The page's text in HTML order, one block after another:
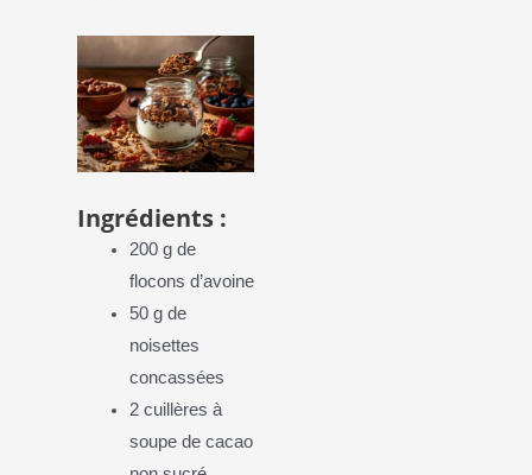
Ingrédients :
200 g de
flocons d’avoine
50 g de
noisettes
concassées
2 cuillères à
soupe de cacao